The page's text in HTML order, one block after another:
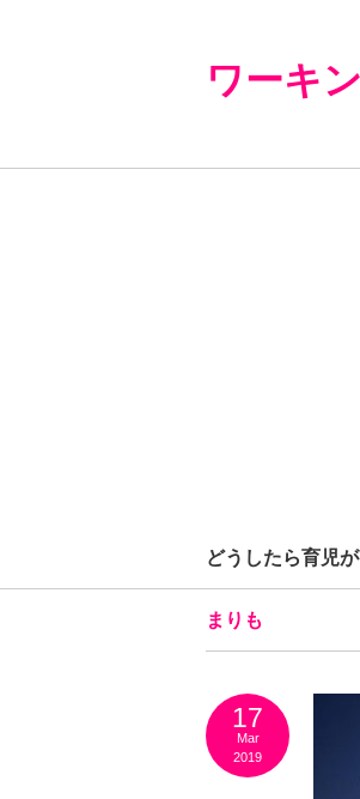
ワーキ
どうしたら育児
まりも
17
Mar
2019